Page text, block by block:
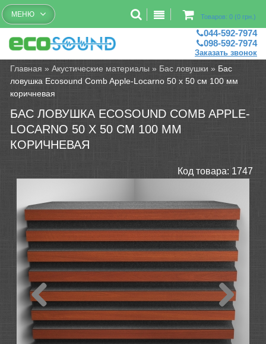
Бесплатный рассчет помещений
Товаров: 0 (0 грн.)
МЕНЮ
044-592-7974
098-592-7974
Заказать звонок
Главная »Акустические материалы » Бас ловушки » Бас
ловушка Ecosound Comb Apple-Locarno 50 х 50 см 100 мм
коричневая
БАС ЛОВУШКА ECOSOUND COMB APPLE-
LOCARNO 50 Х 50 СМ 100 ММ
КОРИЧНЕВАЯ
Код товара: 1747